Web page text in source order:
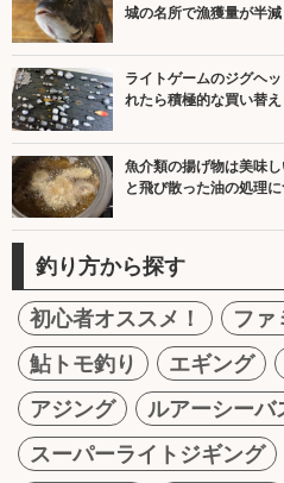
城の名所で漁獲量が半減
ライトゲームのジグヘ
れたら積極的な買い替え
魚介類の揚げ物は美味
と飛び散った油の処理に
釣り方から探す
初心者オススメ！
ファ
鮎トモ釣り
エギング
アジング
ルアーシーバ
スーパーライトジギング